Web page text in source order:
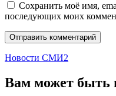
Сохранить моё имя,
последующих моих
Новости СМИ2
Вам может быть